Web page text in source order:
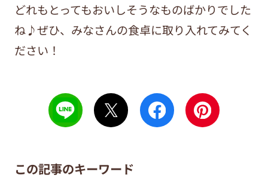
どれもとってもおいしそうなものばかりでした
ね♪ぜひ、みなさんの食卓に取り入れてみてく
ださい！
この記事のキーワード